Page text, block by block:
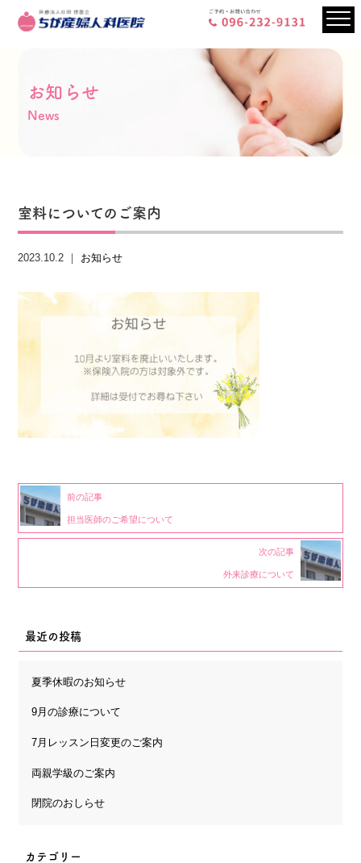
お知らせ
News
室料についてのご案内
2023.10.2 ｜ お知らせ
前の記事
担当医師のご希望について
次の記事
外来診療について
最近の投稿
夏季休暇のお知らせ
9月の診療について
7月レッスン日変更のご案内
両親学級のご案内
閉院のおしらせ
カテゴリー